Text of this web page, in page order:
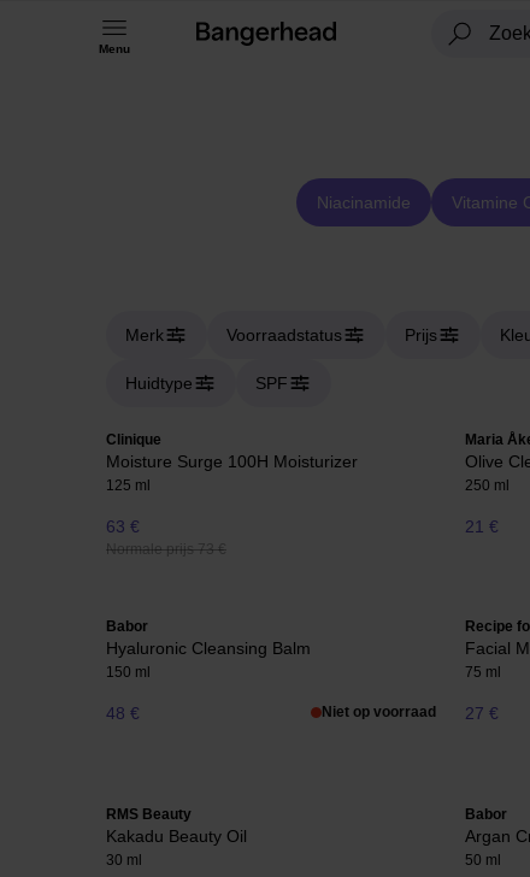
Menu
Niacinamide Vitamine
Merk Voorraadstatus Prijs
Huidtype SPF
Clinique
Moisture Surge 100H Moisturizer
125 ml
63 €
Normale prijs 73 €
Maria
Olive
250 ml
21 €
Babor
Hyaluronic Cleansing Balm
150 ml
48 € Niet op voorraad
Recipe
Facial
75 ml
27 €
RMS Beauty
Kakadu Beauty Oil
30 ml
Babor
Argan
50 ml